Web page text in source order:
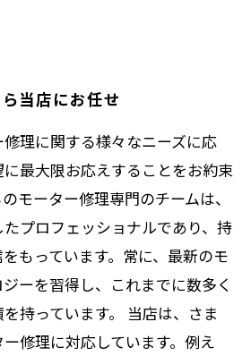
当店にお任せ
理に関する様々なニーズに応
最大限お応えすることをお約束
モーター修理専門のチームは、
プロフェッショナルであり、持
もっています。常に、最新のモ
ーを習得し、これまでに数多く
持っています。 当店は、さま
修理に対応しています。例え